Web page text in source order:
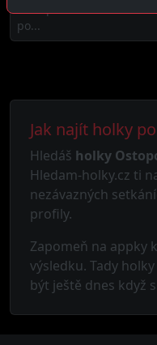
po...
Jak najít holky
Hledáš holky
Hledam-holky.cz ti
nezávazných
profily.
Zapomeň na appky
výsledku. Tady
být ještě dnes když